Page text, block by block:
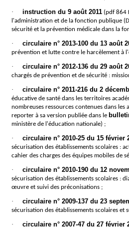
· instruction du 9 août 2011(pdf 864
l'administration et de la fonction publique
sécurité et la prévention médicale dans la
· circulaire n° 2013-100 du 13 août
prévention et lutte contre le harcèlement à
· circulaire n° 2012-136 du 29 août
chargés de prévention et de sécurité :
· circulaire n° 2011-216 du 2
éducative de santé dans les territoires
nombreuses ressources contenues dans les
reporter à sa version publiée dans le
ministère de l'éducation nationale) ;
· circulaire n° 2010-25 du 15 février
sécurisation des établissements scolaires :
cahier des charges des équipes mobiles de
· circulaire n° 2010-190 du 12
sécurisation des établissements scolaires :
œuvre et suivi des préconisations ;
· circulaire n° 2009-137 du 23
sécurisation des établissements scolaires et
· circulaire n° 2007-47 du 27 février